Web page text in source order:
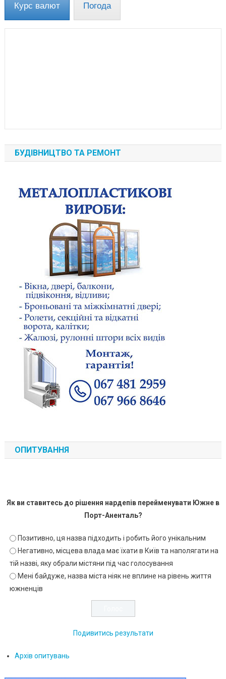
Курс валют Погода
БУДІВНИЦТВО ТА РЕМОНТ
ОПИТУВАННЯ
Як ви ставитесь до рішення нардепів перейменувати Южне в
Порт-Аненталь?
Позитивно, ця назва підходить і робить його унікальним
Негативно, місцева влада має їхати в Київ та наполягати на
тій назві, яку обрали містяни під час голосування
Мені байдуже, назва міста ніяк не вплине на рівень життя
южненців
Подивитись результати
Архів опитувань